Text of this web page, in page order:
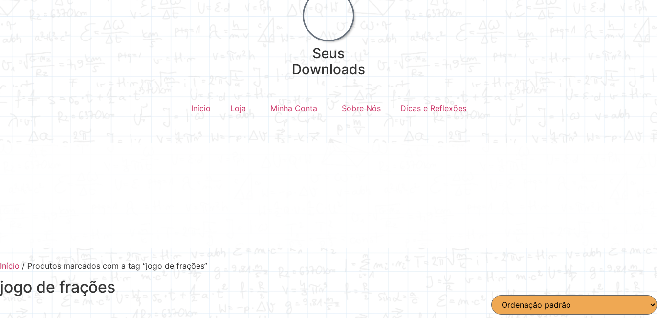
Seus
Downloads
Início Loja Minha Conta Sobre Nós Dicas e Reflexões
Início / Produtos marcados com a tag “jogo de frações”
jogo de frações